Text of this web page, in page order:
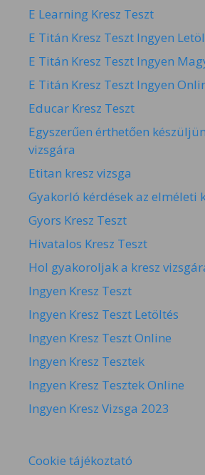
E Learning Kresz Teszt
E Titán Kresz Teszt Ingyen
E Titán Kresz Teszt Ingyen
E Titán Kresz Teszt Ingyen
Educar Kresz Teszt
Egyszerűen érthetően
vizsgára
Etitan kresz vizsga
Gyakorló kérdések az elméleti
Gyors Kresz Teszt
Hivatalos Kresz Teszt
Hol gyakoroljak a kresz
Ingyen Kresz Teszt
Ingyen Kresz Teszt Letöltés
Ingyen Kresz Teszt Online
Ingyen Kresz Tesztek
Ingyen Kresz Tesztek Online
Ingyen Kresz Vizsga 2023
Cookie tájékoztató